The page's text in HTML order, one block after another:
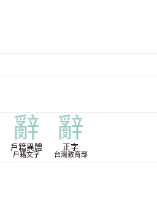
辭
戶籍異體
戶籍文字
辭
正字
台灣教育部